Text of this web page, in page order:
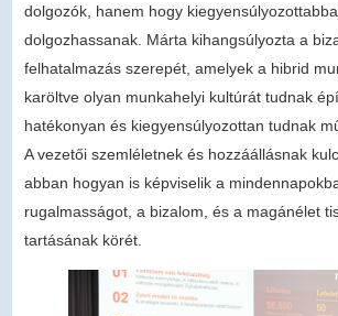
dolgozók, hanem hogy
dolgozhassanak. Márta kihangsúlyozta a
felhatalmazás szerepét, amelyek a hibrid
karöltve olyan munkahelyi kultúrát tudnak
hatékonyan és kiegyensúlyozottan tudnak
A vezetői szemléletnek és hozzáállásnak
abban hogyan is képviselik a
rugalmasságot, a bizalom, és a magánélet
tartásának körét.